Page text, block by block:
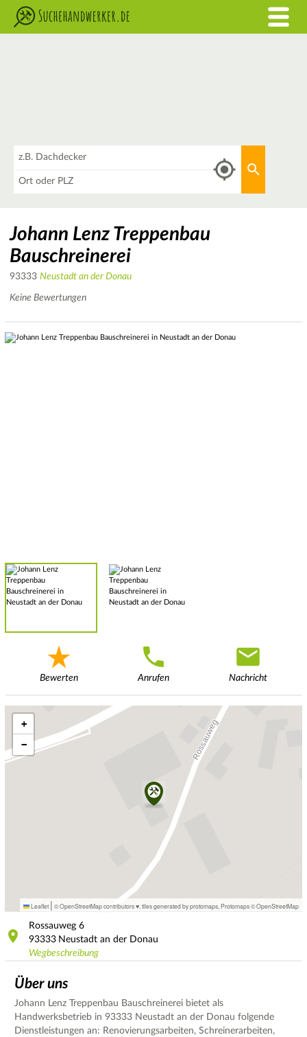
Johann Lenz Treppenbau
Bauschreinerei
93333 Neustadt an der Donau
Keine Bewertungen
Bewerten Anrufen Nachricht
+
−
Leaflet | © OpenStreetMap contributors ♥, tiles generated by protomaps Protomaps©OpenStreetMap
Rossauweg 6
93333 Neustadt an der Donau
Wegbeschreibung
Über uns
Johann Lenz Treppenbau Bauschreinerei bietet als
Handwerksbetrieb in 93333 Neustadt an der Donau folgende
Dienstleistungen an: Renovierungsarbeiten, Schreinerarbeiten,